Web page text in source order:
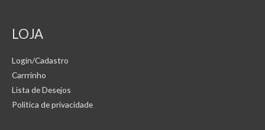
LOJA
Login/Cadastro
Carrrinho
Lista de Desejos
Política de privacidade